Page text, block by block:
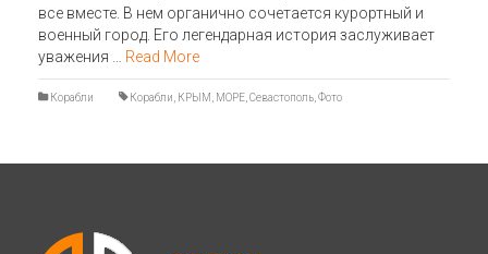
все вместе. В нем органично сочетается курортный и
военный город. Его легендарная история заслуживает
уважения … Read More
Корабли Корабли КРЫМ МОРЕ Севастополь Фото